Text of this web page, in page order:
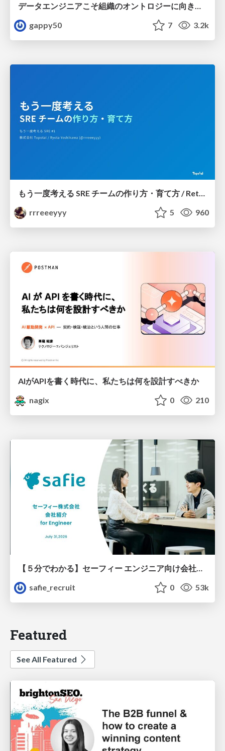
データエンジニアこそ組織のオントロジーに向き合うべき — 問いに答えるAIから、事業を動かすAIへ
gappy50
7 3.2k
もう一度考える SRE チームの作り方・育て方 / Rethinking SRE #1: Building and Growing SRE Teams
rrreeeyyy
5 960
AIがAPIを書く時代に、私たちは何を設計すべきか
nagix
0 210
【５分でわかる】セーフィー エンジニア向け会社紹介
safie_recruit
0 53k
Featured
See All Featured